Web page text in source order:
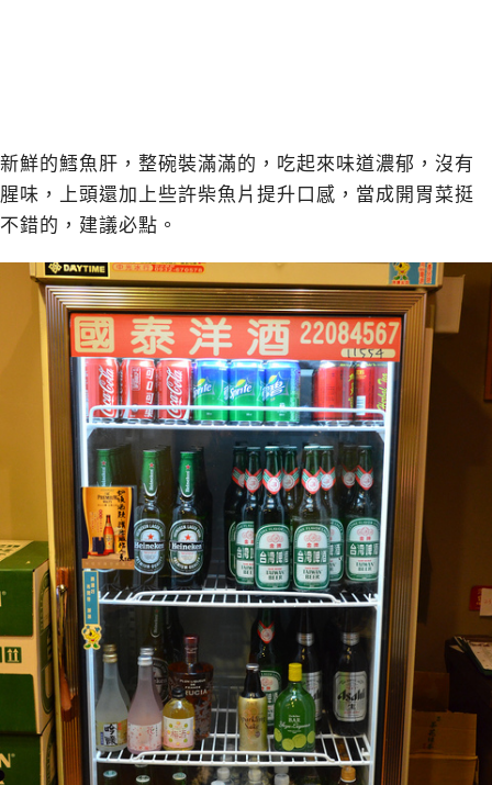
新鮮的鱈魚肝，整碗裝滿滿的，吃起來味道濃郁，沒有
腥味，上頭還加上些許柴魚片提升口感，當成開胃菜挺
不錯的，建議必點。